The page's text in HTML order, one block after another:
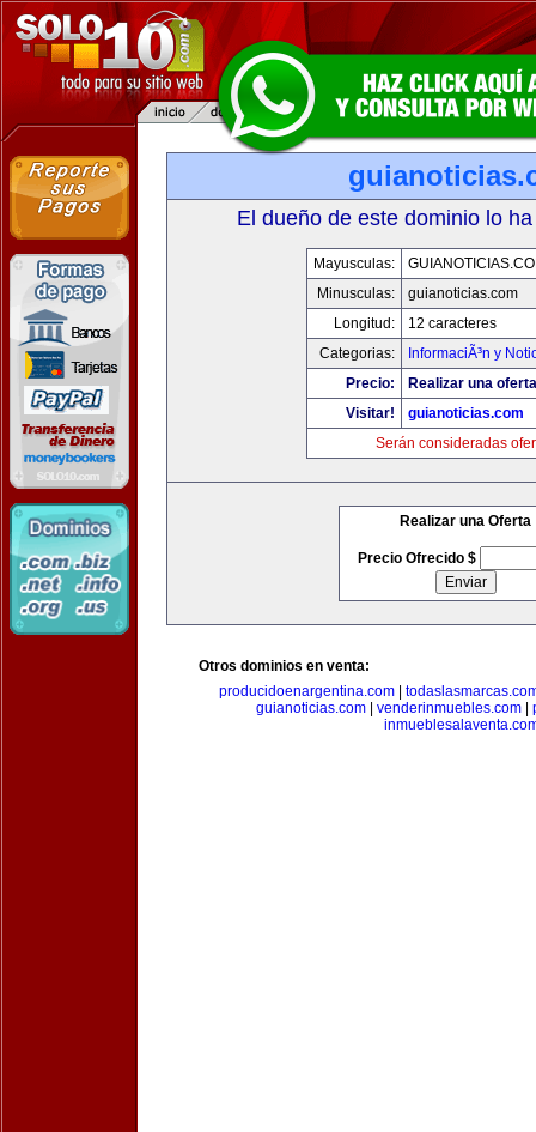
El dueño de este dominio lo
Mayusculas:
Minusculas:
guianoticias.com
Longitud:
12 caracteres
Categorias:
InformaciÃ³n y
Precio:
Realizar una
Visitar!
guianoticias.com
Serán consideradas
Realizar una Oferta
Precio Ofrecido $
Otros dominios en venta:
producidoenargentina.com|
guianoticias.com| venderinmuebles.com|